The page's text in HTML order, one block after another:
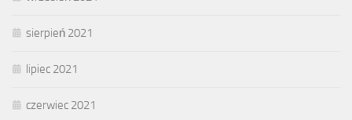
sierpień 2021
lipiec 2021
czerwiec 2021